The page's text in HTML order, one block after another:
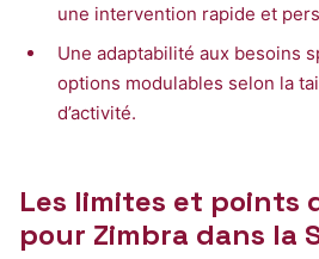
une intervention rapide et
Une adaptabilité aux besoins
options modulables selon la
d’activité.
Les limites et points
pour Zimbra dans la